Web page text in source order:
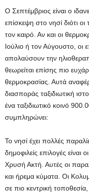
Ο Σεπτέμβριος είναι ο
επίσκεψη στο νησί διότι
τον καιρό. Αν και οι
Ιούλιο ή τον Αύγουστο,
απολαύσουν την
θεωρείται επίσης πιο
θερμοκρασίας. Αυτά
διασποράς ταξιδιωτική
ένα ταξιδιωτικό κοινό
συμπληρώνει:
Το νησί έχει πολλές
δημοφιλείς επιλογές
Χρυσή Ακτή. Αυτές οι
και ήρεμα κύματα. Οι
σε πιο κεντρική